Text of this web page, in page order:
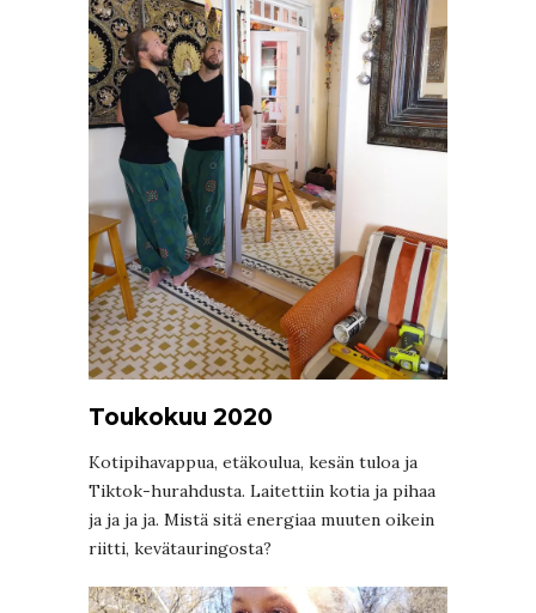
Toukokuu 2020
Kotipihavappua, etäkoulua, kesän tuloa ja
Tiktok-hurahdusta. Laitettiin kotia ja pihaa
ja ja ja ja. Mistä sitä energiaa muuten oikein
riitti, kevätauringosta?